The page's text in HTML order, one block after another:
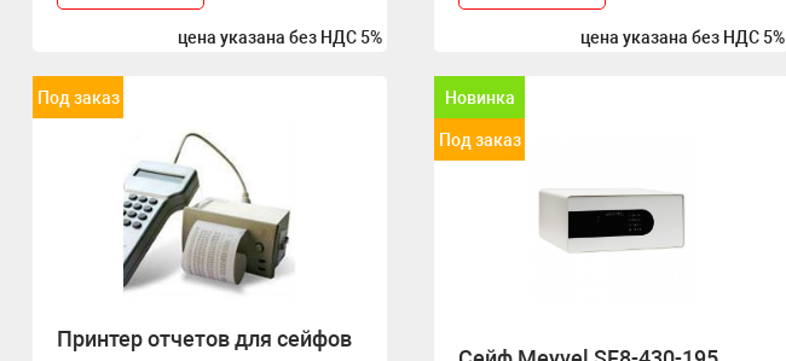
цена указана без НДС 5% цена указана без НДС 5%
Принтер отчетов для сейфов
Под заказ Новинка
Под заказ